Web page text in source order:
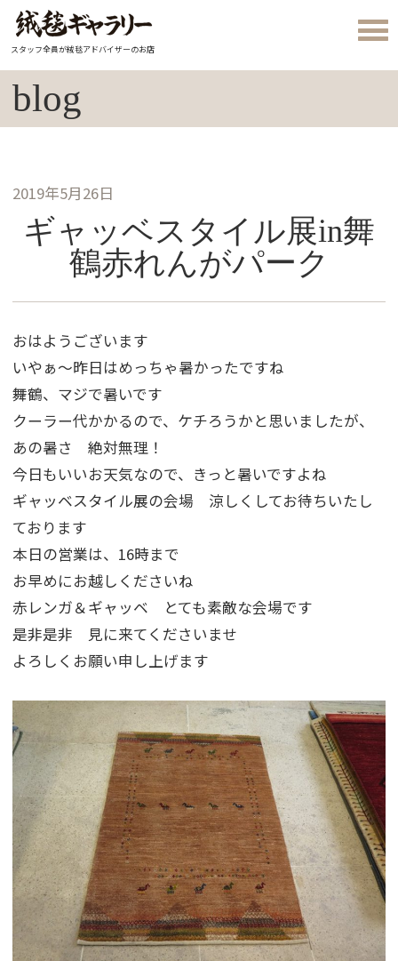
スタッフ全員が絨毯アドバイザーのお店
blog
2019年5月26日
ギャッベスタイル展in舞
鶴赤れんがパーク
おはようございます
いやぁ～昨日はめっちゃ暑かったですね
舞鶴、マジで暑いです
クーラー代かかるので、ケチろうかと思いましたが、
あの暑さ 絶対無理！
今日もいいお天気なので、きっと暑いですよね
ギャッベスタイル展の会場 涼しくしてお待ちいたし
ております
本日の営業は、16時まで
お早めにお越しくださいね
赤レンガ＆ギャッベ とても素敵な会場です
是非是非 見に来てくださいませ
よろしくお願い申し上げます